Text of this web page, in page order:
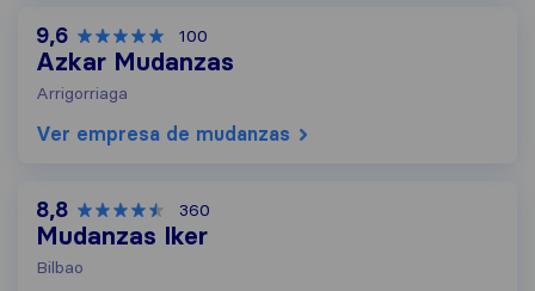
9,6 100
Azkar Mudanzas
Arrigorriaga
Ver empresa de mudanzas
8,8 360
Mudanzas Iker
Bilbao